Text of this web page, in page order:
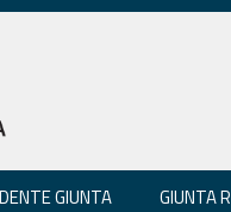
GIUNTA GIUNTA